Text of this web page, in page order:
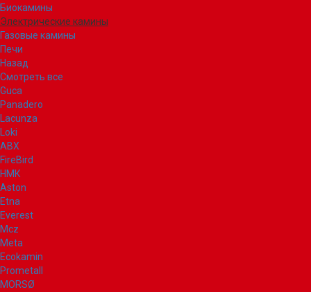
Биокамины
Электрические камины
Газовые камины
Печи
Назад
Смотреть все
Guca
Panadero
Lacunza
Loki
ABX
FireBird
НМК
Aston
Etna
Everest
Mcz
Meta
Ecokamin
Prometall
MORSØ